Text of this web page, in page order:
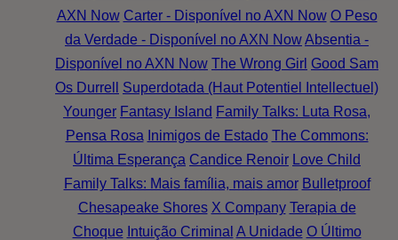
AXN Now Carter - Disponível no AXN Now O Peso
da Verdade - Disponível no AXN NowAbsentia -
Disponível no AXN Now The Wrong Girl Good Sam
Os Durrell
Superdotada (Haut Potentiel Intellectuel)
Younger Fantasy Island Family Talks: Luta Rosa,
Pensa Rosa Inimigos de Estado The Commons:
Última Esperança Candice Renoir Love Child
Family Talks: Mais família, mais amor Bulletproof
Chesapeake Shores X Company Terapia de
Choque Intuição Criminal A Unidade O Último